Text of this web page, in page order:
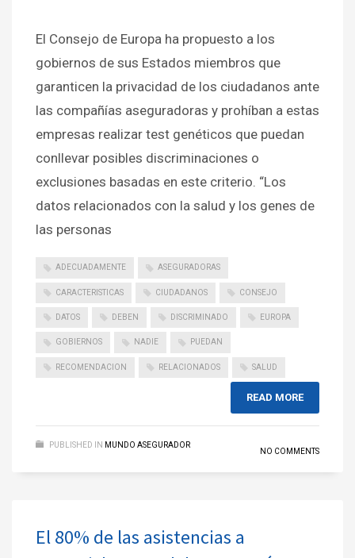
El Consejo de Europa ha propuesto a los
gobiernos de sus Estados miembros que
garanticen la privacidad de los ciudadanos ante
las compañías aseguradoras y prohíban a estas
empresas realizar test genéticos que puedan
conllevar posibles discriminaciones o
exclusiones basadas en este criterio. “Los
datos relacionados con la salud y los genes de
las personas
ADECUADAMENTE ASEGURADORAS
CARACTERISTICAS CIUDADANOS CONSEJO
DATOS DEBEN DISCRIMINADO EUROPA
GOBIERNOS NADIE PUEDAN
RECOMENDACION RELACIONADOS SALUD
READ MORE
PUBLISHED IN MUNDO ASEGURADOR
NO COMMENTS
El 80% de las asistencias a